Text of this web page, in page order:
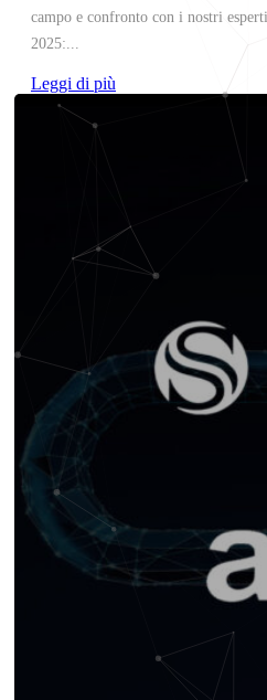
campo e confronto con i nostri
2025:...
Leggi di più